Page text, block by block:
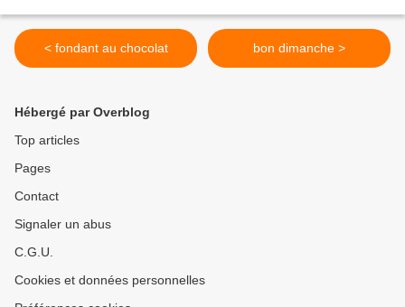
< fondant au chocolat bon dimanche >
Hébergé par Overblog
Top articles
Pages
Contact
Signaler un abus
C.G.U.
Cookies et données personnelles